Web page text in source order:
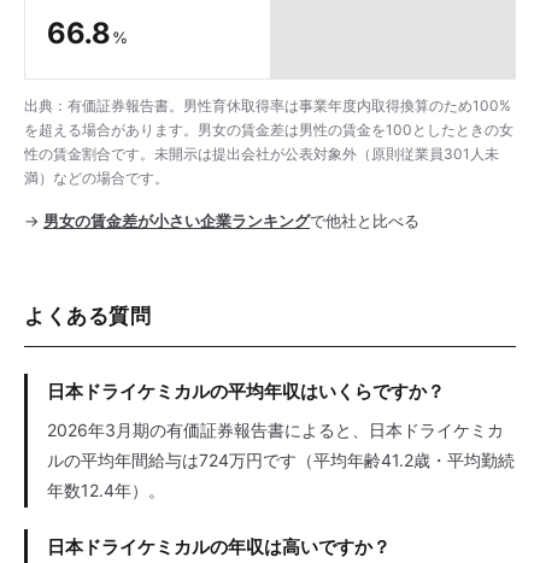
66.8%
出典：有価証券報告書。男性育休取得率は事業年度内取得換算のため100%
を超える場合があります。男女の賃金差は男性の賃金を100としたときの女
性の賃金割合です。未開示は提出会社が公表対象外（原則従業員301人未
満）などの場合です。
→ 男女の賃金差が小さい企業ランキングで他社と比べる
よくある質問
日本ドライケミカルの平均年収はいくらですか？
2026年3月期の有価証券報告書によると、日本ドライケミカ
ルの平均年間給与は724万円です（平均年齢41.2歳・平均勤続
年数12.4年）。
日本ドライケミカルの年収は高いですか？